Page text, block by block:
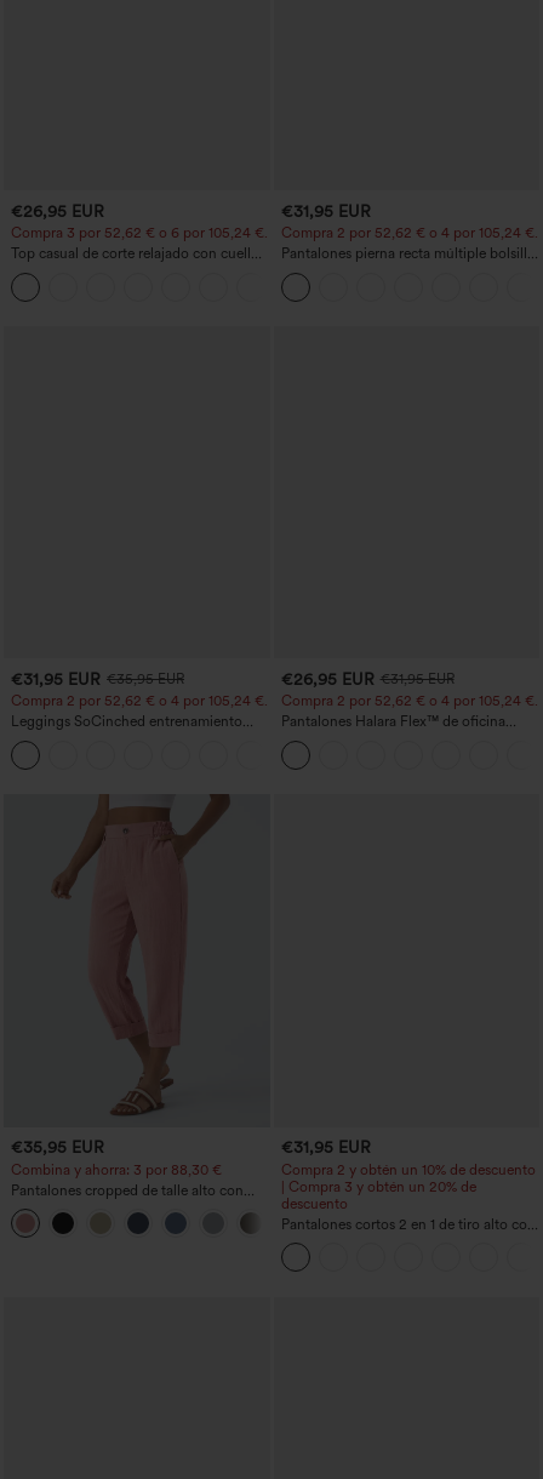
€26,95 EUR
Compra 3 por 52,62 € o 6 por 105,24 €.
Top casual de corte relajado con cuello
redondo y mangas murciélago.
€31,95 EUR
Compra 2 por 52,62 € o 4 por 105,24 €.
Pantalones pierna recta múltiple bolsillo
botón tiro alto
€31,95 EUR €35,95 EUR
Compra 2 por 52,62 € o 4 por 105,24 €.
Leggings SoCinched entrenamiento
moldeador abdomen bolsillo lateral tiro
alto
€26,95 EUR €31,95 EUR
Compra 2 por 52,62 € o 4 por 105,24 €.
Pantalones Halara Flex™ de oficina
anchos plisados de tiro alto con bolsillos
en tela tipo gofre
€35,95 EUR
Combina y ahorra: 3 por 88,30 €
Pantalones cropped de talle alto con
bolsillos con cremallera y efecto lino
+7
€31,95 EUR
Compra 2 y obtén un 10% de descuento
| Compra 3 y obtén un 20% de
descuento
Pantalones cortos 2 en 1 de tiro alto con
bolsillo interior y trasero